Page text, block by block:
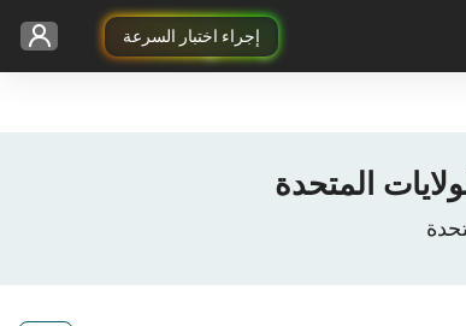
إجراء اختبار السرعة